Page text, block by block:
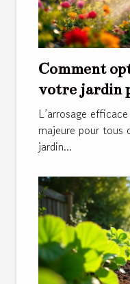
Comment
votre jardin
maximale ?
L’arrosage
majeure pour tous
jardin...